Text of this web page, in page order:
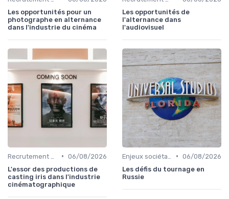
Les opportunités pour un
photographe en alternance
dans l'industrie du cinéma
Les opportunités de
l'alternance dans
l'audiovisuel
• 06/08/2026
L'essor des productions de
casting iris dans l'industrie
cinématographique
• 06/08/2026
Les défis du tournage en
Russie